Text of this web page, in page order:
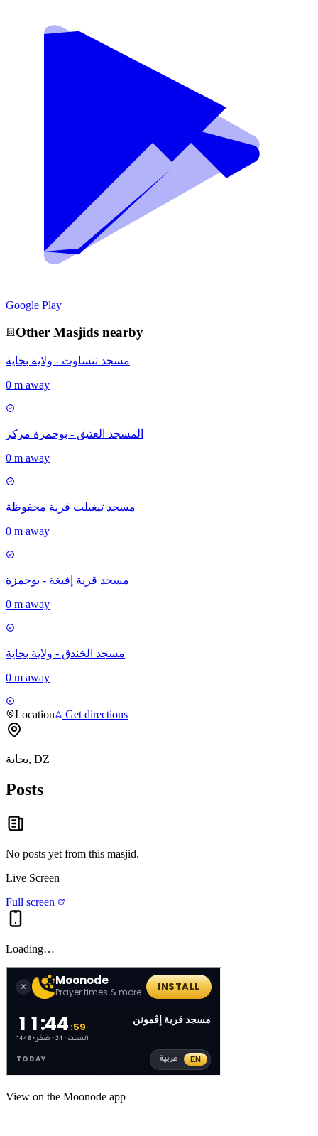
Google Play
Other Masjids nearby
مسجد تنساوت - ولاية بجاية
0 m away
المسجد العتيق - بوحمزة مركز
0 m away
مسجد تيغيلت قرية محفوظة
0 m away
مسجد قرية إفيغة - بوحمزة
0 m away
مسجد الخندق - ولاية بجاية
0 m away
Location Get directions
بجاية, DZ
Posts
No posts yet from this masjid.
Live Screen
Full screen
Loading…
View on the Moonode app